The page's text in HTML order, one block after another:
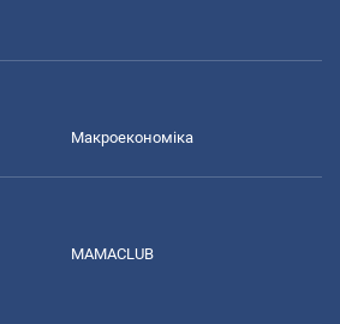
Макроекономіка
MAMACLUB